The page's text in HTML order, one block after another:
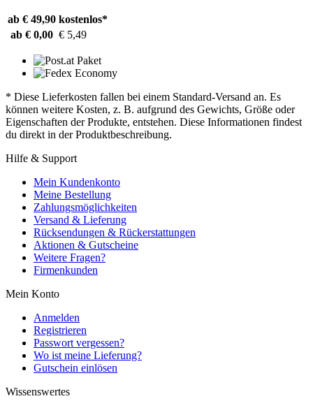
ab € 49,90 kostenlos*
ab € 0,00 € 5,49
* Diese Lieferkosten fallen bei einem Standard-Versand an. Es
können weitere Kosten, z. B. aufgrund des Gewichts, Größe oder
Eigenschaften der Produkte, entstehen. Diese Informationen findest
du direkt in der Produktbeschreibung.
Hilfe & Support
Mein Kundenkonto
Meine Bestellung
Zahlungsmöglichkeiten
Versand & Lieferung
Rücksendungen & Rückerstattungen
Aktionen & Gutscheine
Weitere Fragen?
Firmenkunden
Mein Konto
Anmelden
Registrieren
Passwort vergessen?
Wo ist meine Lieferung?
Gutschein einlösen
Wissenswertes